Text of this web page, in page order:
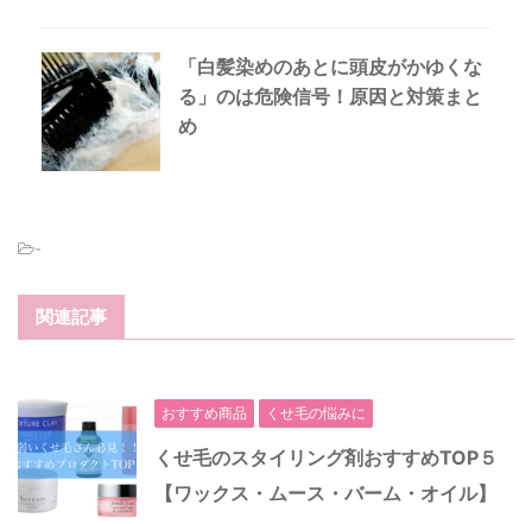
「白髪染めのあとに頭皮がかゆくな
る」のは危険信号！原因と対策まと
め
-
関連記事
おすすめ商品 くせ毛の悩みに
くせ毛のスタイリング剤おすすめTOP５
【ワックス・ムース・バーム・オイル】